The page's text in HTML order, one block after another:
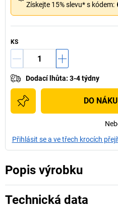
Získejte 15% slevu* s kódem:
KS
Dodací lhůta: 3-4 týdny
DO
Přihlásit se a ve třech krocích
Popis výrobku
Technická data